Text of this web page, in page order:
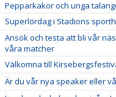
Pepparkakor och unga
Superlördag i Stadions
Ansök och testa att bli vår
våra matcher
Välkomna till
Är du vår nya speaker eller